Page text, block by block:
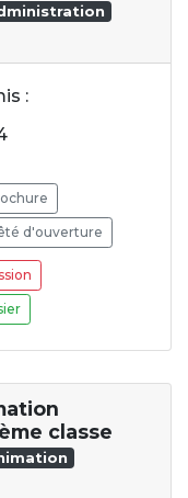
:
d'ouverture
classe